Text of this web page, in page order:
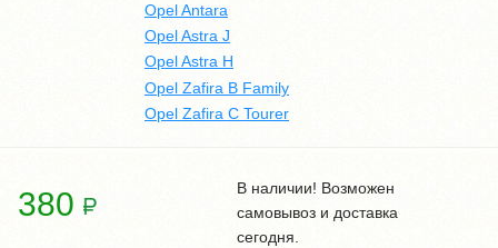
Opel Antara
Opel Astra J
Opel Astra H
Opel Zafira B Family
Opel Zafira C Tourer
380
В наличии! Возможен
самовывоз и доставка
сегодня.